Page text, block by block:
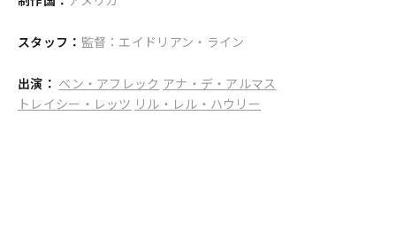
スタッフ： 監督：エイドリアン・ライン
出演： ベン・アフレック アナ・デ・アルマス
トレイシー・レッツ リル・レル・ハウリー